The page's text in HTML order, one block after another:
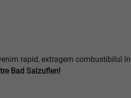
rapid, extragem combustibilul
Bad Salzuflen!